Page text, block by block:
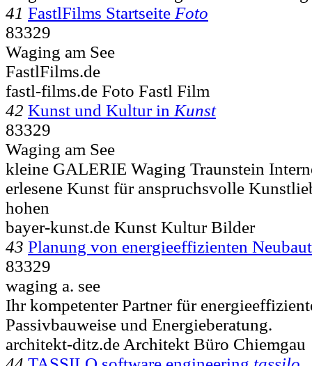
41 FastlFilms Startseite Foto
83329
Waging am See
FastlFilms.de
fastl-films.de Foto Fastl Film
42 Kunst und Kultur in Kunst
83329
Waging am See
kleine GALERIE Waging Traunstein
erlesene Kunst für anspruchsvolle
hohen
bayer-kunst.de Kunst Kultur Bilder
43 Planung von energieeffizienten
83329
waging a. see
Ihr kompetenter Partner für
Passivbauweise und Energieberatung.
architekt-ditz.de Architekt Büro Chiemgau